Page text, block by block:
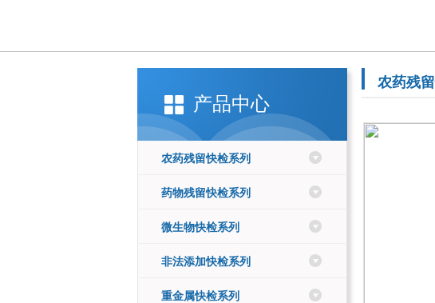
产品中心
农药残留快检系列
药物残留快检系列
微生物快检系列
非法添加快检系列
重金属快检系列
农药残